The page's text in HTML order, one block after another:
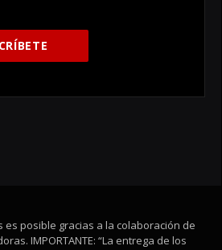
es posible gracias a la colaboración de
IMPORTANTE: “La entrega de los